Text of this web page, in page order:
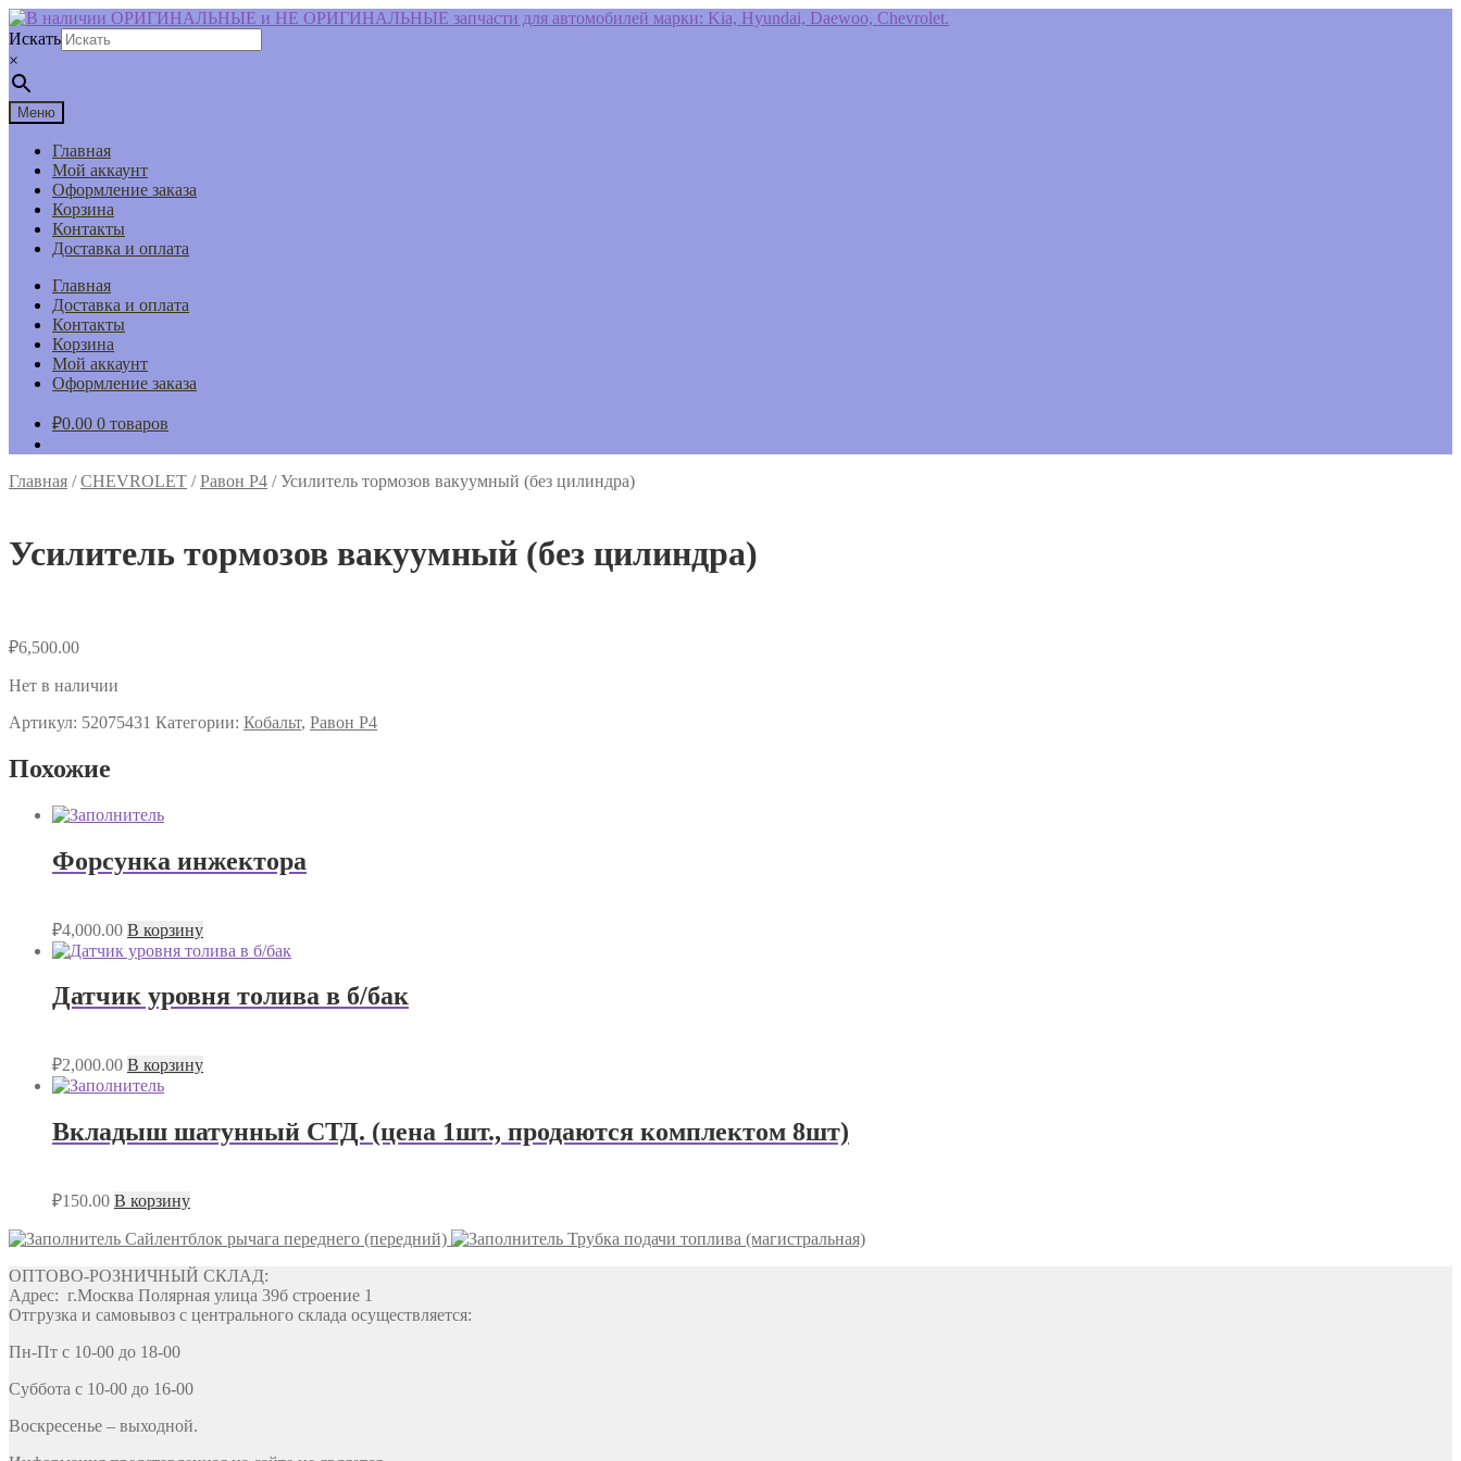
Перейти
к
навигации
Перейти
к
содержимому
Искать
×
Меню
Главная
Мой аккаунт
Оформление заказа
Корзина
Контакты
Доставка и оплата
Главная
Доставка и оплата
Контакты
Корзина
Мой аккаунт
Оформление заказа
₽0.00 0 товаров
Главная /CHEVROLET /Равон Р4 /Усилитель тормозов вакуумный (без цилиндра)
Усилитель тормозов вакуумный (без цилиндра)
₽6,500.00
Нет в наличии
Артикул: 52075431 Категории: Кобальт, Равон Р4
Похожие
Форсунка инжектора
₽4,000.00 В корзину
Датчик уровня толива в б/бак
₽2,000.00 В корзину
Вкладыш шатунный СТД. (цена 1шт., продаются комплектом 8шт)
₽150.00 В корзину
Сайлентблок рычага переднего (передний)
Трубка подачи топлива (магистральная)
ОПТОВО-РОЗНИЧНЫЙ СКЛАД:
Адрес: г.Москва Полярная улица 39б строение 1
Отгрузка и самовывоз с центрального склада осуществляется:
Пн-Пт с 10-00 до 18-00
Суббота с 10-00 до 16-00
Воскресенье – выходной.